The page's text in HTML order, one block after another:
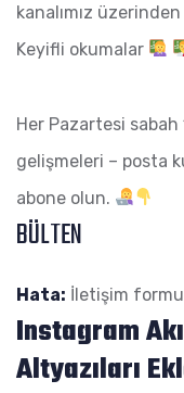
kanalımız
Keyifli okumalar
Her Pazartesi sabah
gelişmeleri – posta
abone olun.
BÜLTEN
Hata: İletişim
Instagram
Altyazıları